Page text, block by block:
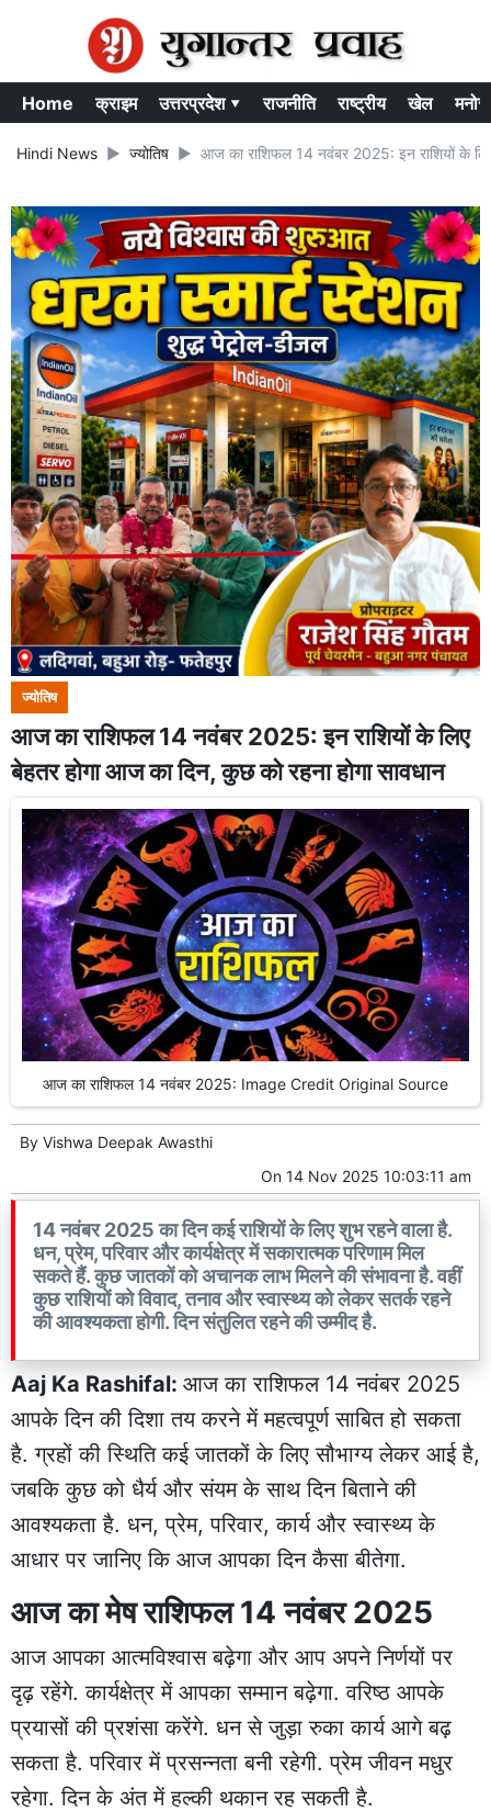
Home क्राइम उत्तरप्रदेश ▾ राजनीति राष्ट्रीय खेल
Hindi News ज्योतिष आज का राशिफल 14 नवंबर 2025: इन राशियों के
ज्योतिष
आज का राशिफल 14 नवंबर 2025: इन राशियों के लिए
बेहतर होगा आज का दिन, कुछ को रहना होगा सावधान
आज का राशिफल 14 नवंबर 2025: Image Credit Original Source
By Vishwa Deepak Awasthi
On 14 Nov 2025 10:03:11 am
14 नवंबर 2025 का दिन कई राशियों के लिए शुभ रहने वाला है.
धन, प्रेम, परिवार और कार्यक्षेत्र में सकारात्मक परिणाम मिल
सकते हैं. कुछ जातकों को अचानक लाभ मिलने की संभावना है. वहीं
कुछ राशियों को विवाद, तनाव और स्वास्थ्य को लेकर सतर्क रहने
की आवश्यकता होगी. दिन संतुलित रहने की उम्मीद है.
Aaj Ka Rashifal: आज का राशिफल 14 नवंबर 2025
आपके दिन की दिशा तय करने में महत्वपूर्ण साबित हो सकता
है. ग्रहों की स्थिति कई जातकों के लिए सौभाग्य लेकर आई है,
जबकि कुछ को धैर्य और संयम के साथ दिन बिताने की
आवश्यकता है. धन, प्रेम, परिवार, कार्य और स्वास्थ्य के
आधार पर जानिए कि आज आपका दिन कैसा बीतेगा.
आज का मेष राशिफल 14 नवंबर 2025
आज आपका आत्मविश्वास बढ़ेगा और आप अपने निर्णयों पर
दृढ़ रहेंगे. कार्यक्षेत्र में आपका सम्मान बढ़ेगा. वरिष्ठ आपके
प्रयासों की प्रशंसा करेंगे. धन से जुड़ा रुका कार्य आगे बढ़
सकता है. परिवार में प्रसन्नता बनी रहेगी. प्रेम जीवन मधुर
रहेगा. दिन के अंत में हल्की थकान रह सकती है.